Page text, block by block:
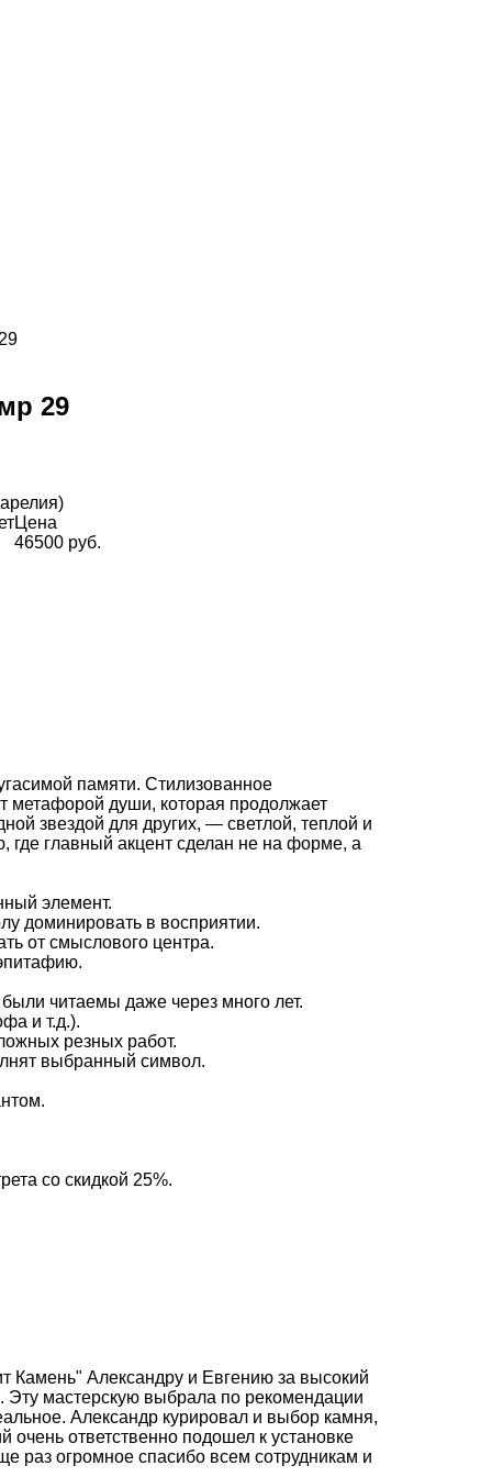
29
Цена
46500 руб.
памяти. Стилизованное
метафорой души, которая продолжает
звездой для других, — светлой, теплой и
главный акцент сделан не на форме, а
элемент.
доминировать в восприятии.
от смыслового центра.
читаемы даже через много лет.
и т.д.).
резных работ.
выбранный символ.
со скидкой 25%.
Камень" Александру и Евгению за высокий
Эту мастерскую выбрала по рекомендации
Александр курировал и выбор камня,
очень ответственно подошел к установке
раз огромное спасибо всем сотрудникам и